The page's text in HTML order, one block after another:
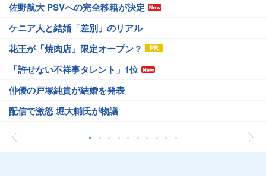
佐野航大 PSVへの完全移籍が決定
ケニア人と結婚「差別」のリアル
花王が「焼肉店」限定オープン？
「許せない不祥事タレント」1位
俳優の戸塚純貴が結婚を発表
配信で激怒 堀大輔氏が物議